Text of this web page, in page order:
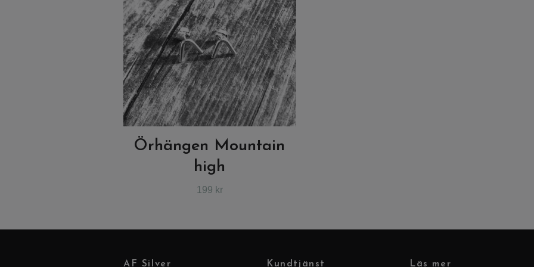
Örhängen Mountain
high
199 kr
AF Silver Kundtjänst Läs mer